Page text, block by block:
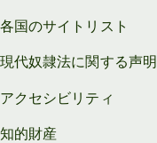
各国のサイトリスト
現代奴隷法に関する声明
アクセシビリティ
知的財産